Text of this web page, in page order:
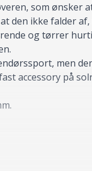
som
den ikke falder
og tørrer
men
accessory på